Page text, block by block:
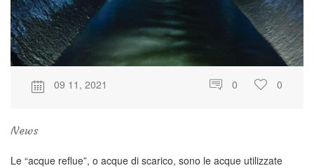
09 11, 2021 0 0
News
Le “acque reflue”, o acque di scarico, sono le acque utilizzate